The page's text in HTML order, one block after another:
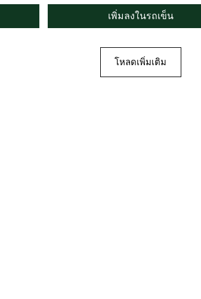
เพิ่มลงในรถเข็น
โหลดเพิ่มเติม
ฝ่า
อี
โ